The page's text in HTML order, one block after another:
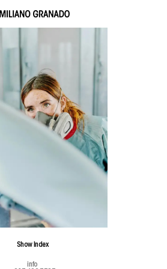
Show Index
info